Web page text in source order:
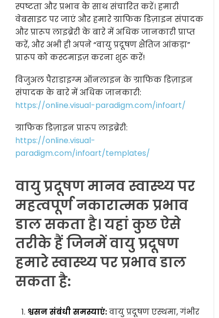
स्पष्टता और प्रभाव के साथ संचारित करें। हमारी
वेबसाइट पर जाएं और हमारे ग्राफिक डिज़ाइन संपादक
और प्रारूप लाइब्रेरी के बारे में अधिक जानकारी प्राप्त
करें, और अभी ही अपने “वायु प्रदूषण क्षैतिज आंकड़ा”
प्रारूप को कस्टमाइज़ करना शुरू करें!
विजुअल पैराडाइग्म ऑनलाइन के ग्राफिक डिज़ाइन
संपादक के बारे में अधिक जानकारी:
https://online.visual-paradigm.com/infoart/
ग्राफिक डिज़ाइन प्रारूप लाइब्रेरी:
https://online.visual-
paradigm.com/infoart/templates/
वायु प्रदूषण मानव स्वास्थ्य पर
महत्वपूर्ण नकारात्मक प्रभाव
डाल सकता है। यहां कुछ ऐसे
तरीके हैं जिनमें वायु प्रदूषण
हमारे स्वास्थ्य पर प्रभाव डाल
सकता है:
श्वसन संबंधी समस्याएं:वायु प्रदूषण एस्थमा, गंभीर